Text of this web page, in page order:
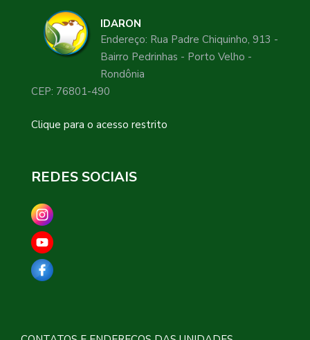
IDARON
Endereço: Rua Padre Chiquinho, 913 -
Bairro Pedrinhas - Porto Velho -
Rondônia
CEP: 76801-490
Clique para o acesso restrito
REDES SOCIAIS